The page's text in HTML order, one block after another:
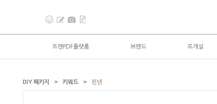
뜨앤PDF플랫폼 브랜드 뜨개실
DIY 패키지 > 키워드 > 린넨